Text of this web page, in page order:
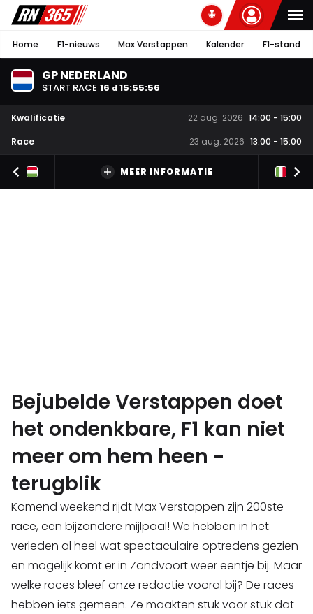
Home F1-nieuws Max Verstappen Kalender F1-stand
GP NEDERLAND
START RACE 16 d 15:55:56
Kwalificatie 22 aug. 2026 14:00 - 15:00
Race
23 aug. 2026 13:00 - 15:00
MEER INFORMATIE
Bejubelde Verstappen doet
het ondenkbare, F1 kan niet
meer om hem heen -
terugblik
Komend weekend rijdt Max Verstappen zijn 200ste
race, een bijzondere mijlpaal! We hebben in het
verleden al heel wat spectaculaire optredens gezien
en mogelijk komt er in Zandvoort weer eentje bij. Maar
welke races bleef onze redactie vooral bij? De races
hebben iets gemeen. Ze maakten stuk voor stuk dat